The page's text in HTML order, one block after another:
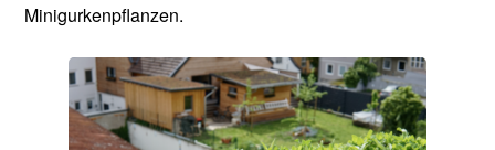
Minigurkenpflanzen.